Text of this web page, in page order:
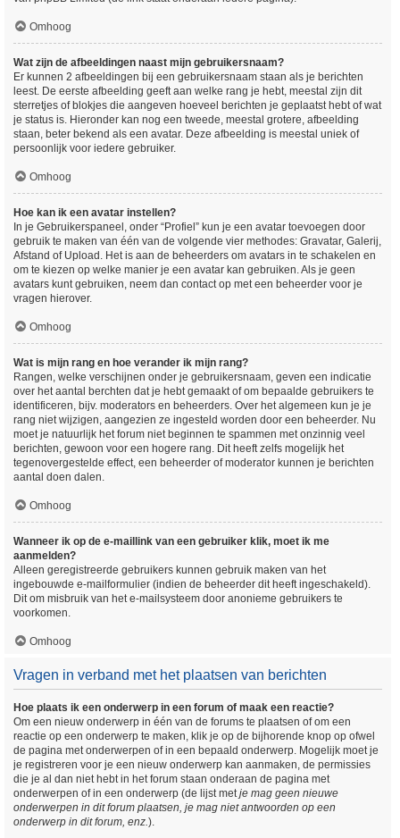
Omhoog
Wat zijn de afbeeldingen naast mijn gebruikersnaam?
Er kunnen 2 afbeeldingen bij een gebruikersnaam staan als je berichten
leest. De eerste afbeelding geeft aan welke rang je hebt, meestal zijn dit
sterretjes of blokjes die aangeven hoeveel berichten je geplaatst hebt of wat
je status is. Hieronder kan nog een tweede, meestal grotere, afbeelding
staan, beter bekend als een avatar. Deze afbeelding is meestal uniek of
persoonlijk voor iedere gebruiker.
Omhoog
Hoe kan ik een avatar instellen?
In je Gebruikerspaneel, onder “Profiel” kun je een avatar toevoegen door
gebruik te maken van één van de volgende vier methodes: Gravatar, Galerij,
Afstand of Upload. Het is aan de beheerders om avatars in te schakelen en
om te kiezen op welke manier je een avatar kan gebruiken. Als je geen
avatars kunt gebruiken, neem dan contact op met een beheerder voor je
vragen hierover.
Omhoog
Wat is mijn rang en hoe verander ik mijn rang?
Rangen, welke verschijnen onder je gebruikersnaam, geven een indicatie
over het aantal berchten dat je hebt gemaakt of om bepaalde gebruikers te
identificeren, bijv. moderators en beheerders. Over het algemeen kun je je
rang niet wijzigen, aangezien ze ingesteld worden door een beheerder. Nu
moet je natuurlijk het forum niet beginnen te spammen met onzinnig veel
berichten, gewoon voor een hogere rang. Dit heeft zelfs mogelijk het
tegenovergestelde effect, een beheerder of moderator kunnen je berichten
aantal doen dalen.
Omhoog
Wanneer ik op de e-maillink van een gebruiker klik, moet ik me
aanmelden?
Alleen geregistreerde gebruikers kunnen gebruik maken van het
ingebouwde e-mailformulier (indien de beheerder dit heeft ingeschakeld).
Dit om misbruik van het e-mailsysteem door anonieme gebruikers te
voorkomen.
Omhoog
Vragen in verband met het plaatsen van berichten
Hoe plaats ik een onderwerp in een forum of maak een reactie?
Om een nieuw onderwerp in één van de forums te plaatsen of om een
reactie op een onderwerp te maken, klik je op de bijhorende knop op ofwel
de pagina met onderwerpen of in een bepaald onderwerp. Mogelijk moet je
je registreren voor je een nieuw onderwerp kan aanmaken, de permissies
die je al dan niet hebt in het forum staan onderaan de pagina met
onderwerpen of in een onderwerp (de lijst metje mag geen nieuwe
onderwerpen in dit forum plaatsen, je mag niet antwoorden op een
onderwerp in dit forum, enz.).